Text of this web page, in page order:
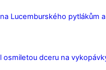
Lucemburského pytlákům
osmiletou dceru na